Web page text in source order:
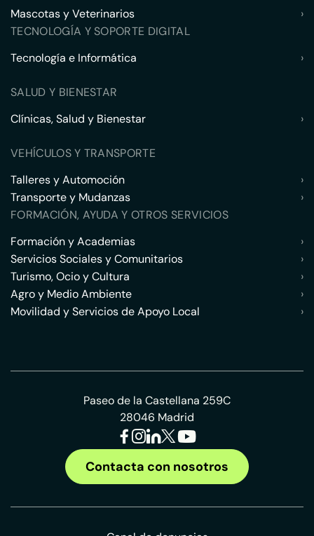
Mascotas y Veterinarios
›
TECNOLOGÍA Y SOPORTE DIGITAL
Tecnología e Informática
›
SALUD Y BIENESTAR
Clínicas, Salud y Bienestar
›
VEHÍCULOS Y TRANSPORTE
Talleres y Automoción
›
Transporte y Mudanzas
›
FORMACIÓN, AYUDA Y OTROS SERVICIOS
Formación y Academias
›
Servicios Sociales y Comunitarios
›
Turismo, Ocio y Cultura
›
Agro y Medio Ambiente
›
Movilidad y Servicios de Apoyo Local
›
Paseo de la Castellana 259C
28046 Madrid
Contacta con nosotros